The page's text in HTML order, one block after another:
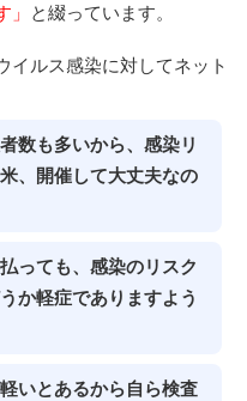
と綴っています。
イルス感染に対してネット
数も多いから、感染リ
、開催して大丈夫なの
っても、感染のリスク
か軽症でありますよう
いとあるから自ら検査